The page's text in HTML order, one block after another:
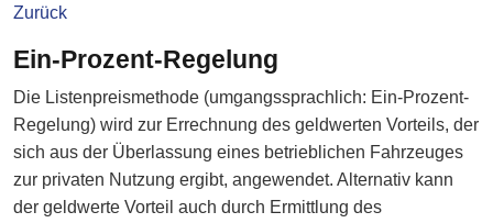
Zurück
Ein-Prozent-Regelung
Die Listenpreismethode (umgangssprachlich: Ein-Prozent-
Regelung) wird zur Errechnung des geldwerten Vorteils, der
sich aus der Überlassung eines betrieblichen Fahrzeuges
zur privaten Nutzung ergibt, angewendet. Alternativ kann
der geldwerte Vorteil auch durch Ermittlung des